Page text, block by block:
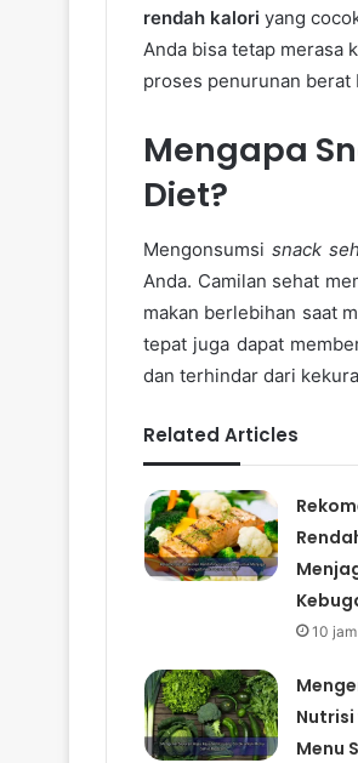
rendah kalori yang
Anda bisa tetap merasa
proses penurunan berat
Mengapa
Diet?
Mengonsumsisnack
Anda. Camilan sehat
makan berlebihan saat
tepat juga dapat
dan terhindar dari
Related Articles
10
Menu